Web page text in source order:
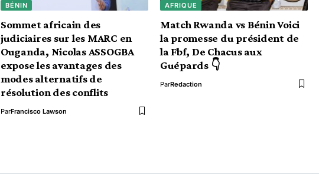
BÉNIN
Sommet africain des
judiciaires sur les MARC en
Ouganda, Nicolas ASSOGBA
expose les avantages des
modes alternatifs de
résolution des conflits
ParFrancisco Lawson
AFRIQUE
Match Rwanda vs Bénin Voici
la promesse du président de
la Fbf, De Chacus aux
Guépards 👇
ParRedaction